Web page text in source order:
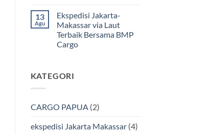
&
Aman
Bersama
Bmp
Cargo
komentar
pada
Ekspedisi
Jakarta
Kendari
Via
Cargo
13
Agu
Ekspedisi Jakarta-
Makassar via Laut
Terbaik Bersama BMP
Cargo
pada
Ekspedisi
Laut
BMP
KATEGORI
CARGO PAPUA(2)
ekspedisi Jakarta Makassar(4)